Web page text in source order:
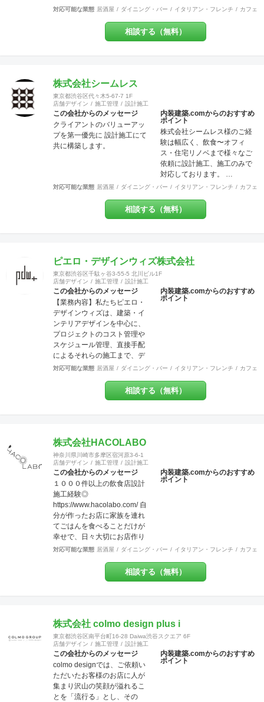
信用＝信じて用いる行動 ・信
条＝固く信じて守る約束 ・確
信＝固く信じられる内容
成 またデザインを通じて、関
わる方達との関係の構築 これ
らの要素を持って、設計・施
工・管理を行っております。
お客様のお悩みやご相談には
真摯に向き合い、ご要望を最
大限実現する技術力を提供い
ばしい瞬間です。 弊社はリフ
ォーム・リノベーションや注
文住宅など幅広く工事を担当
させていただいております。
おり、色々な所にバラバラに
工事内容の注文をしていただ
かなくとも、弊社にて一式執
り行う事をメリットとし、活
動致しております。 尚、店
舗・住宅のセキュリティー面
にも配慮しており、防犯カメ
ラなどの部分にも力を入れて
おります。 他の施工店ではで
きない方法で、アレルギー・
シックハウス症候群・化学物
質過敏症の方や健康な方にも
良いとされる、化学物質は一
切使わない施工方法で無添加
業、デザイナー、設計士、建
築士【1級】、現場監督がお客
様をトータルサポート致しま
す。 作業現場では自社の職人
がおりますので、柔軟性やス
ピード感ある対応致します。
ＵＳＥＮやサカイ引越センタ
ーとの提携企業でございます
ので工事のみならず、その他
のご要望にもご対応させてい
ただく事も可能です。 【特
スマイル 協賛店 【受賞歴】 ・
千葉市都市文化賞2020 カ
Top Topics 特集作品 マン
ションリノベーション工事物
件 選出 ・『小さなベーカリ
ー&焼き菓子店のデザイン』単
行本 全国で愛される１０
０軒 ベーカリー店舗新装
工事物件 選出
対応可能な業態 居酒屋 ダイニング・バー イタリアン・フレンチ カフェ
相談する（無料）
株式会社シームレス
東京都渋谷区代々木5-67-7 1F
店舗デザイン
施工管理 設計施工
この会社からのメッセージ
クライアントのバリューアッ
プを第一優先に 設計施工にて
共に構築します。
内装建築.comからのおすすめ
ポイント
株式会社シームレス様のご経
験は幅広く、飲食〜オフィ
ス・住宅リノベまで様々なご
依頼に設計施工、施工のみで
対応しております。 …
対応可能な業態 居酒屋 ダイニング・バー イタリアン・フレンチ カフェ
相談する（無料）
ピエロ・デザインウィズ株式会社
東京都渋谷区千駄ヶ谷3-55-5 北川ビル1F
店舗デザイン
施工管理 設計施工
この会社からのメッセージ
【業務内容】私たちピエロ・
デザインウィズは、建築・イ
ンテリアデザインを中心に、
プロジェクトのコスト管理や
スケジュール管理、直接手配
によるそれらの施工まで、デ
ザインという業務領域を超え
頂いております。飲食店、ア
パレルショップを中心に、ホ
に、ピエロ・デザイン＆ワー
クス（本社、ＷＥＢ・グラフ
ィック、不動産）、ピエロ・
デザイン＆ブリッジ（工事、
全国対応）の３社で、さまざ
まなご要望にお応えする体制
を整えています。 【許認可】
一級建築士事務所、一般建設
業、特定建設業（本社）、宅
地建物取引業（本社）
内装建築.comからのおすすめ
ポイント
対応可能な業態 居酒屋 ダイニング・バー イタリアン・フレンチ カフェ
相談する（無料）
株式会社HACOLABO
神奈川県川崎市多摩区宿河原3-6-1
店舗デザイン
施工管理 設計施工
この会社からのメッセージ
１０００件以上の飲食店設計
施工経験◎
https://www.hacolabo.com/ 自
分が作ったお店に家族を連れ
てごはんを食べることだけが
幸せで、日々大切にお店作り
をしております◎ 飲食店専門
担当者がデザイン設計施工メ
ンテナンスまで一気通貫で行
「+1」の感動を提供致しま
す。 あれも！これも！やりた
い事を一緒になって整理し 異
業種のデザイナー達がお客様
の創造を膨らませ 理想を超え
るお店を設計し、作り上げま
す。 対応エリア：神奈川県全
域 東京都23区 東京都多摩
内装建築.comからのおすすめ
ポイント
対応可能な業態 居酒屋 ダイニング・バー イタリアン・フレンチ カフェ
相談する（無料）
株式会社 colmo design plus i
東京都渋谷区南平台町16-28 Daiwa渋谷スクエア 6F
店舗デザイン
施工管理 設計施工
この会社からのメッセージ
colmo designでは、ご依頼い
ただいたお客様のお店に人が
集まり沢山の笑顔が溢れるこ
とを「流行る」とし、その
内装建築.comからのおすすめ
ポイント